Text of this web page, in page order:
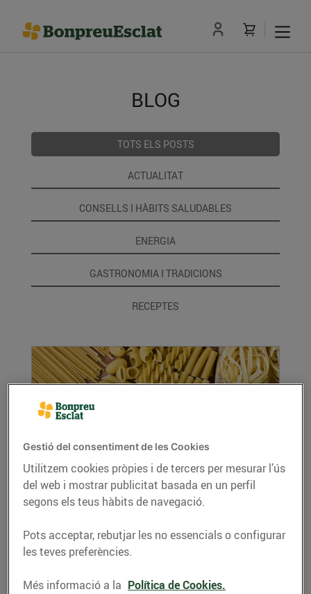
BLOG
TOTS ELS POSTS
ACTUALITAT
CONSELLS I HÀBITS SALUDABLES
ENERGIA
GASTRONOMIA I TRADICIONS
RECEPTES
Com coure la pasta i tipus de pasta
25/de gener/2019
A banda de la la farina utilitzada i el procés
d’elaboració, el quid de la qüestió d’una bona...
Gestió del consentiment de les Cookies
Utilitzem cookies pròpies i de tercers per mesurar l’ús
del web i mostrar publicitat basada en un perfil
segons els teus hàbits de navegació.
Pots acceptar, rebutjar les no essencials o configurar
les teves preferències.
Més informació a la Política de Cookies.